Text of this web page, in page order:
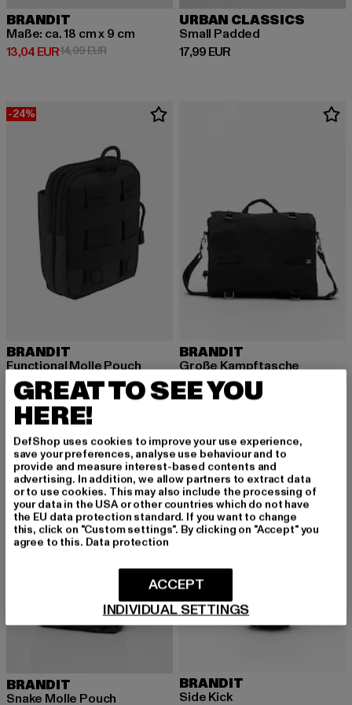
BRANDIT
Maße: ca. 18 cm x 9 cm
13,04 EUR
Derzeitiger Preis: 13,04 EUR
14,99 EURAktionspreis: 14,99 EUR
URBAN CLASSICS
Small Padded
17,99 EUR
Derzeitiger Preis: 17,99 EUR
-24%
BRANDIT
Functional Molle Pouch
18,99 EUR
Derzeitiger Preis: 18,99 EUR
24,99 EUR Aktionspreis: 24,99 EUR
BRANDIT
Große Kampftasche
23,74 EUR
Derzeitiger Preis: 23,74 EUR
BRANDIT
Snake Molle Pouch
BRANDIT
Side Kick
GREAT TO SEE YOU
HERE!
DefShop uses cookies to improve your use experience,
save your preferences, analyse use behaviour and to
provide and measure interest-based contents and
advertising. In addition, we allow partners to extract data
or to use cookies. This may also include the processing of
your data in the USA or other countries which do not have
the EU data protection standard. If you want to change
this, click on "Custom settings". By clicking on "Accept" you
agree to this. Data protection
INDIVIDUAL SETTINGS
ACCEPT